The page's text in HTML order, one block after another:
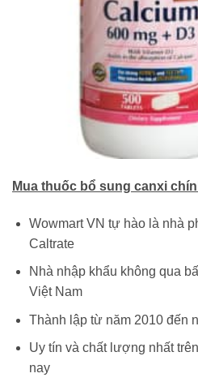
Mua thuốc bổ sung canxi
Wowmart VN tự hào là nhà
Caltrate
Nhà nhập khẩu không qua
Việt Nam
Thành lập từ năm 2010 đến
Uy tín và chất lượng nhất
nay